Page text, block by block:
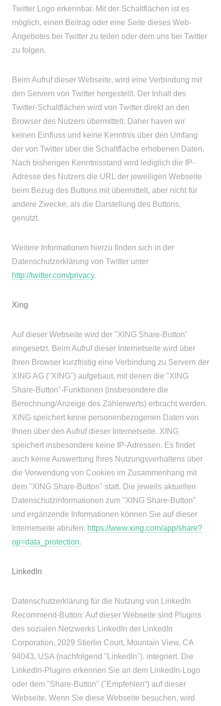
Twitter Logo erkennbar. Mit der Schaltflächen ist es
möglich, einen Beitrag oder eine Seite dieses Web-
Angebotes bei Twitter zu teilen oder dem uns bei Twitter
zu folgen.
Beim Aufruf dieser Webseite, wird eine Verbindung mit
den Servern von Twitter hergestellt. Der Inhalt des
Twitter-Schaltflächen wird von Twitter direkt an den
Browser des Nutzers übermittelt. Daher haven wir
keinen Einfluss und keine Kenntnis über den Umfang
der von Twitter über die Schaltfläche erhobenen Daten.
Nach bisherigen Kenntnisstand wird lediglich die IP-
Adresse des Nutzers die URL der jeweiligen Webseite
beim Bezug des Buttons mit übermittelt, aber nicht für
andere Zwecke, als die Darstellung des Buttons,
genutzt.
Weitere Informationen hierzu finden sich in der
Datenschutzerklärung von Twitter unter
http://twitter.com/privacy.
Xing
Auf dieser Webseite wird der "XING Share-Button"
eingesetzt. Beim Aufruf dieser Internetseite wird über
Ihren Browser kurzfristig eine Verbindung zu Servern der
XING AG ("XING") aufgebaut, mit denen die "XING
Share-Button"-Funktionen (insbesondere die
Berechnung/Anzeige des Zählerwerts) erbracht werden.
XING speichert keine personenbezogenen Daten von
Ihnen über den Aufruf dieser Internetseite. XING
speichert insbesondere keine IP-Adressen. Es findet
auch keine Auswertung Ihres Nutzungsverhaltens über
die Verwendung von Cookies im Zusammenhang mit
dem "XING Share-Button" statt. Die jeweils aktuellen
Datenschutzinformationen zum "XING Share-Button"
und ergänzende Informationen können Sie auf dieser
Internetseite abrufen: https://www.xing.com/app/share?
op=data_protection.
LinkedIn
Datenschutzerklärung für die Nutzung von LinkedIn
Recommend-Button: Auf dieser Webseite sind Plugins
des sozialen Netzwerks LinkedIn der LinkedIn
Corporation, 2029 Stierlin Court, Mountain View, CA
94043, USA (nachfolgend "LinkedIn"). integriert. Die
LinkedIn-Plugins erkennen Sie an dem LinkedIn-Logo
oder dem "Share-Button" ("Empfehlen“) auf dieser
Webseite. Wenn Sie diese Webseite besuchen, wird